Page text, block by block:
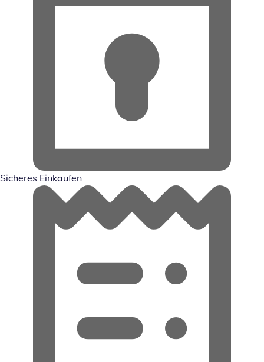
Sicheres Einkaufen